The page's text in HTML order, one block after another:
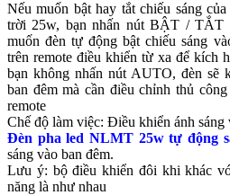
Nếu muốn bật hay tắt chiếu sáng
trời 25w, bạn nhấn nút BẬT / TẮT
muốn đèn tự động bật chiếu sáng
trên remote điều khiển từ xa để kích
bạn không nhấn nút AUTO, đèn sẽ
ban đêm mà cần điều chỉnh thủ
remote
Chế độ làm việc: Điều khiển ánh sáng
Đèn pha led NLMT 25w tự động
sáng vào ban đêm.
Lưu ý: bộ điều khiển đôi khi khác
năng là như nhau